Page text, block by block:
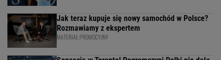
Jak teraz kupuje się nowy samochód w Polsce?
Rozmawiamy z ekspertem
MATERIAŁ PROMOCYJNY